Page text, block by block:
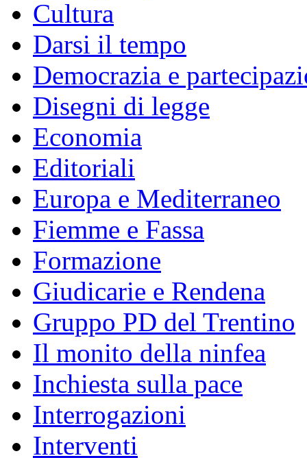
Cultura
Darsi il tempo
Democrazia e
Disegni di legge
Economia
Editoriali
Europa e Mediterraneo
Fiemme e Fassa
Formazione
Giudicarie e Rendena
Gruppo PD del Trentino
Il monito della ninfea
Inchiesta sulla pace
Interrogazioni
Interventi